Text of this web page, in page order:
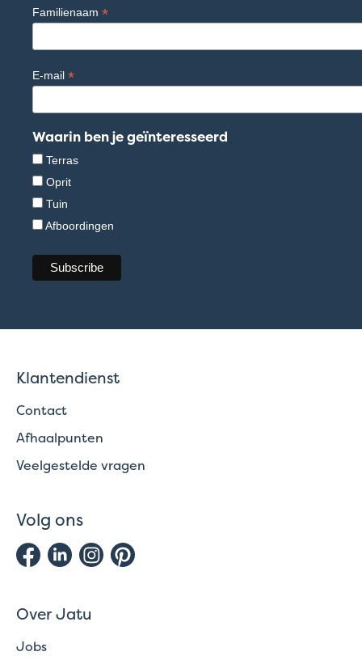
Familienaam *
E-mail *
Waarin ben je geïnteresseerd
Terras
Oprit
Tuin
Afboordingen
Klantendienst
Contact
Afhaalpunten
Veelgestelde vragen
Volg ons
Over Jatu
Jobs